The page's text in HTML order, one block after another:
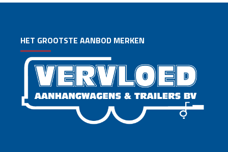
HET GROOTSTE AANBOD MERKEN